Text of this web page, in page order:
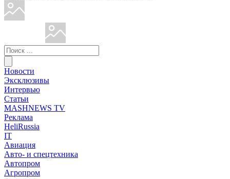
Новости
Эксклюзивы
Интервью
Статьи
MASHNEWS TV
Реклама
HeliRussia
IT
Авиация
Авто- и спецтехника
Автопром
Агропром